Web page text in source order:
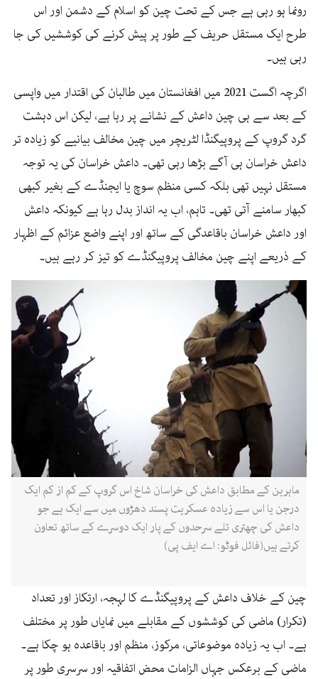
رونما ہو رہی ہے جس کے تحت چین کو اسلام کے دشمن اور اس
طرح ایک مستقل حریف کے طور پر پیش کرنے کی کوششیں کی جا
رہی ہیں۔
اگرچہ اگست 2021 میں افغانستان میں طالبان کی اقتدار میں واپسی
کے بعد سے ہی چین داعش کے نشانے پر رہا ہے، لیکن اس دہشت
گرد گروپ کے پروپیگنڈا لٹریچر میں چین مخالف بیانیے کو زیادہ تر
داعش خراسان ہی آگے بڑھا رہی تھی۔ داعش خراسان کی یہ توجہ
مستقل نہیں تھی بلکہ کسی منظم سوچ یا ایجنڈے کے بغیر کبھی
کبھار سامنے آتی تھی۔ تاہم، اب یہ انداز بدل رہا ہے کیونکہ داعش
اور داعش خراسان باقاعدگی کے ساتھ اور اپنے واضع عزائم کے اظہار
کے ذریعے اپنے چین مخالف پروپیگنڈے کو تیز کر رہے ہیں۔
ماہرین کے مطابق داعش کی خراسان شاخ اس گروپ کے کم از کم ایک
درجن یا اس سے زیادہ عسکریت پسند دھڑوں میں سے ایک ہے جو
داعش کی چھتری تلے سرحدوں کے پار ایک دوسرے کے ساتھ تعاون
کرتے ہیں(فائل فوٹو: اے ایف پی)
چین کے خلاف داعش کے پروپیگنڈے کا لہجہ، ارتکاز اور تعداد
(تکرار) ماضی کی کوششوں کے مقابلے میں نمایاں طور پر مختلف
ہے۔ اب یہ زیادہ موضوعاتی، مرکوز، منظم اور باقاعدہ ہو چکا ہے۔
ماضی کے برعکس جہاں الزامات محض اتفاقیہ اور سرسری طور پر